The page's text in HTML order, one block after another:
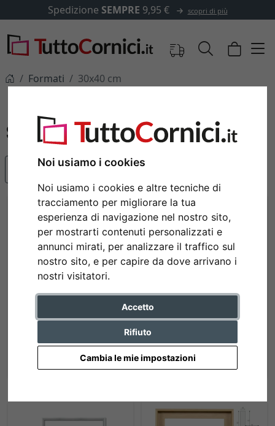
Noi usiamo i cookies
Noi usiamo i cookies e altre tecniche di
tracciamento per migliorare la tua
esperienza di navigazione nel nostro sito,
per mostrarti contenuti personalizzati e
annunci mirati, per analizzare il traffico sul
nostro sito, e per capire da dove arrivano i
nostri visitatori.
Accetto
Rifiuto
Cambia le mie impostazioni
SEMPRE9,95 € scopri di più
Formati 30x40 cm
Articoli più popolari
Tilia in legno di tiglio
da 62,00 € * da 62,00 € *